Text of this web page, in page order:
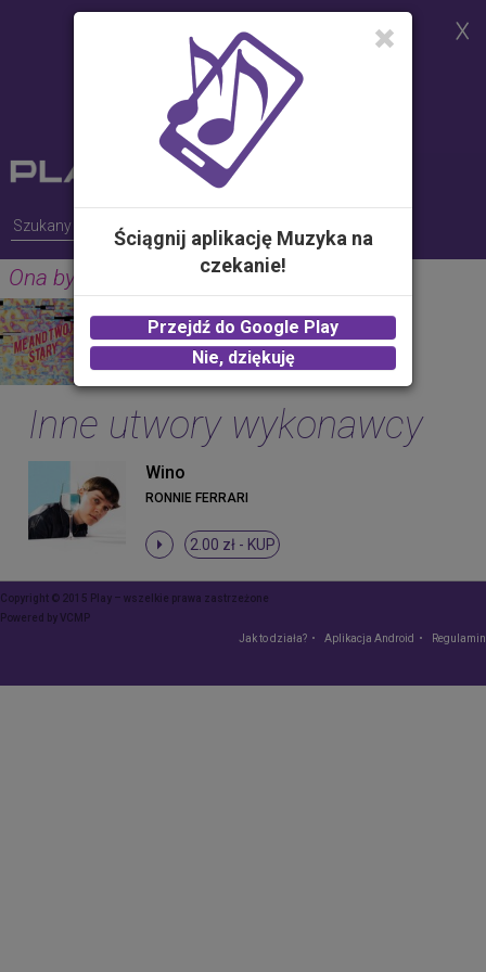
celu realizacji usług i zgodnie z
Polityką Plików Cookies.
Możesz określić warunki
przechowywania lub dostępu do
plików cookies w Twojej
przeglądarce
Ona by tak chciała
RONNIE FERRARI
2.00 zł -KUP
Inne utwory wykonawcy
Wino
RONNIE FERRARI
2.00 zł - KUP
Copyright © 2015 Play – wszelkie prawa zastrzeżone
Powered byVCMP
Jak to działa?
Aplikacja Android Regulamin
Ściągnij aplikację Muzyka na
czekanie!
Przejdź do Google Play
Nie, dziękuję